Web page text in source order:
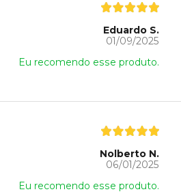
Eduardo S.
01/09/2025
Eu recomendo esse produto.
Nolberto N.
06/01/2025
Eu recomendo esse produto.